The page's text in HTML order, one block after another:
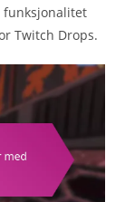
funksjonalitet
Twitch Drops.